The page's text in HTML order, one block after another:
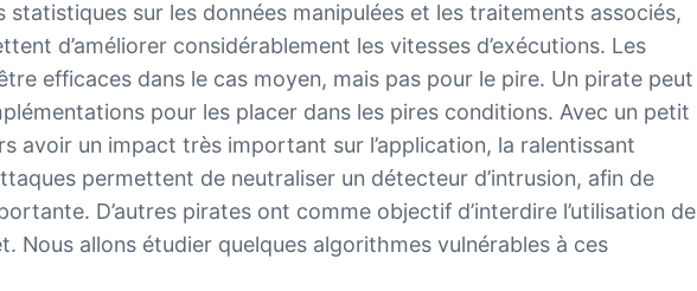
statistiques sur les données manipulées et les traitements associés,
d’améliorer considérablement les vitesses d’exécutions. Les
efficaces dans le cas moyen, mais pas pour le pire. Un pirate peut
pour les placer dans les pires conditions. Avec un petit
avoir un impact très important sur l’application, la ralentissant
permettent de neutraliser un détecteur d’intrusion, afin de
D’autres pirates ont comme objectif d’interdire l’utilisation de
Nous allons étudier quelques algorithmes vulnérables à ces